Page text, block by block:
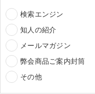
検索エンジン
知人の紹介
メールマガジン
弊会商品ご案内封筒
その他